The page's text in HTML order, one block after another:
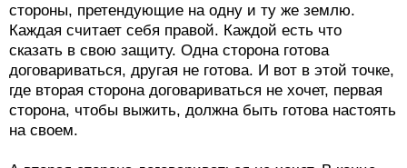
стороны, претендующие на одну и ту же землю.
Каждая считает себя правой. Каждой есть что
сказать в свою защиту. Одна сторона готова
договариваться, другая не готова. И вот в этой точке,
где вторая сторона договариваться не хочет, первая
сторона, чтобы выжить, должна быть готова настоять
на своем.